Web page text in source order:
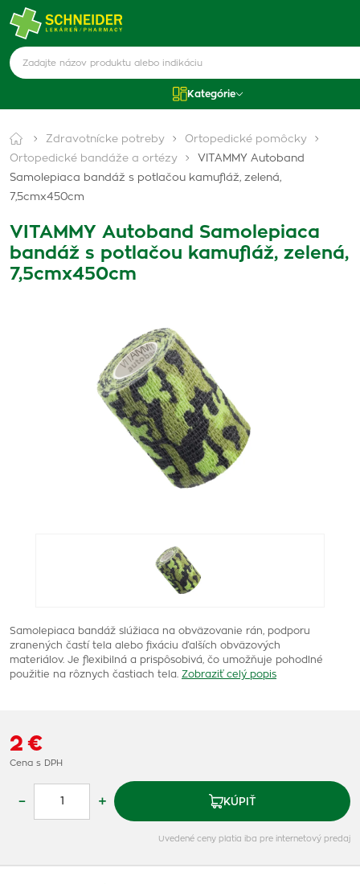
Kategórie
Zdravotnícke potreby
Ortopedické pomôcky
Ortopedické bandáže a ortézy
VITAMMY Autoband
Samolepiaca bandáž s potlačou kamufláž, zelená,
7,5cmx450cm
VITAMMY Autoband Samolepiaca
bandáž s potlačou kamufláž, zelená,
7,5cmx450cm
Samolepiaca bandáž slúžiaca na obväzovanie rán, podporu
zranených častí tela alebo fixáciu ďalších obväzových
materiálov. Je flexibilná a prispôsobivá, čo umožňuje pohodlné
použitie na rôznych častiach tela. Zobraziť celý popis
2 €
Cena s DPH
– + KÚPIŤ
Uvedené ceny platia iba pre internetový predaj